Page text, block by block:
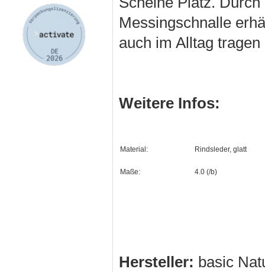
Messingschnalle
auch im Alltag
Weitere Infos:
Material: Rindsleder, glatt
Maße: 4.0 (/b)
Hersteller: basic